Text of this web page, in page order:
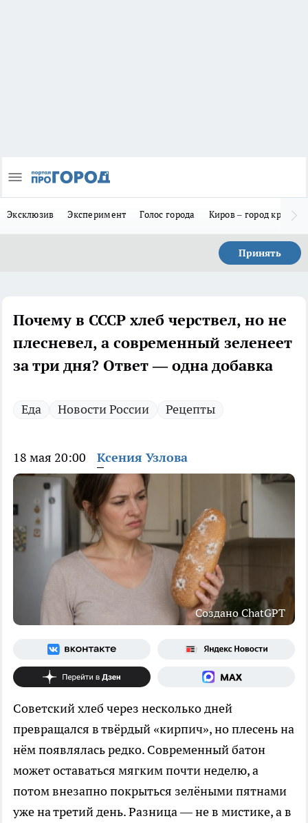
Эксклюзив Эксперимент Голос города Киров – город
Принять
Почему в СССР хлеб черствел, но не
плесневел, а современный зеленеет
за три дня? Ответ — одна добавка
Еда Новости России Рецепты
18 мая 20:00 Ксения Узлова
Создано ChatGPT
Советский хлеб через несколько дней
превращался в твёрдый «кирпич», но плесень на
нём появлялась редко. Современный батон
может оставаться мягким почти неделю, а
потом внезапно покрыться зелёными пятнами
уже на третий день. Разница — не в мистике, а в